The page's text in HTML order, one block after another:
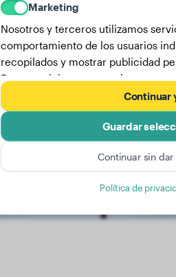
Marketing
Nosotros y terceros utilizamos
comportamiento de los usuarios
recopilados y mostrar publicidad
Estos servicios nos permiten
Aquí encontrarás una lista de
Más información en nuestra
Continuar
Guardar
Continuar sin
Política de